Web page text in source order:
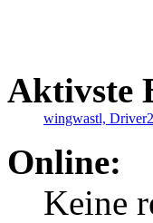
Aktivste
wingwastl,
Online:
Keine